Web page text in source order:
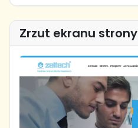
Zrzut ekranu strony